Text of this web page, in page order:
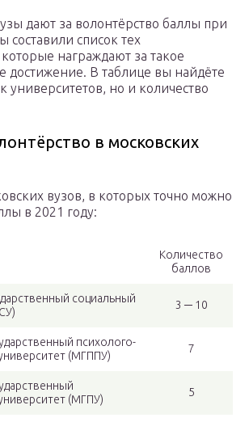
дают за волонтёрство баллы при
составили список тех
награждают за такое
достижение. В таблице вы найдёте
университетов, но и количество
в московских
вузов, в которых точно можно
в 2021 году:
Количество
баллов
социальный
3 ─ 10
психолого-
(МГППУ)
7
(МГПУ)
5